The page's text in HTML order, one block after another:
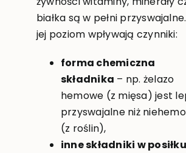
białka są w pełni
jej poziom wpływają czynniki:
forma chemiczna
składnika – np. żelazo
hemowe (z mięsa) jest
przyswajalne niż
(z roślin),
inne składniki w posiłku